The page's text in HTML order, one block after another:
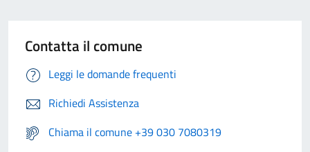
Contatta il comune
Leggi le domande frequenti
Richiedi Assistenza
Chiama il comune +39 030 7080319